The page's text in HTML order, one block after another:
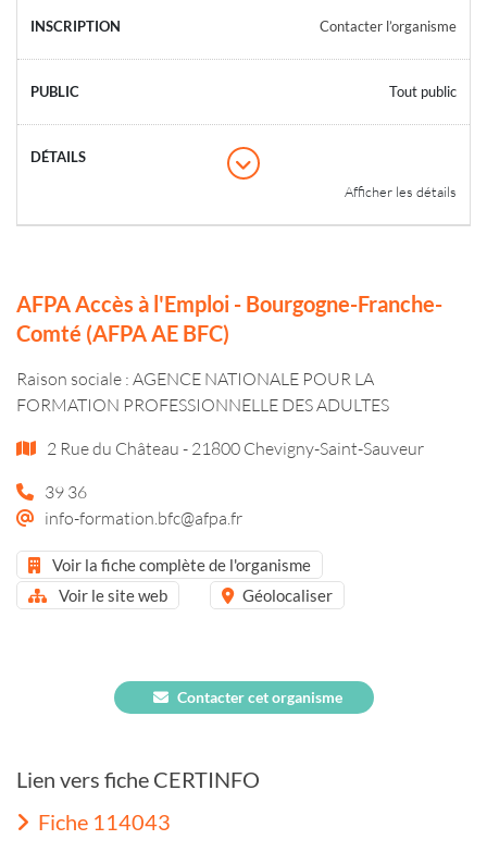
Contacter l’organisme
Tout public
Afficher les détails
AFPA Accès à l'Emploi - Bourgogne-Franche-
Comté (AFPA AE BFC)
Raison sociale : AGENCE NATIONALE POUR LA
FORMATION PROFESSIONNELLE DES ADULTES
2 Rue du Château - 21800 Chevigny-Saint-Sauveur
39 36
info-formation.bfc@afpa.fr
Voir la fiche complète de l'organisme
Voir le site web
Géolocaliser
Contacter cet organisme
Lien vers fiche CERTINFO
Fiche 114043